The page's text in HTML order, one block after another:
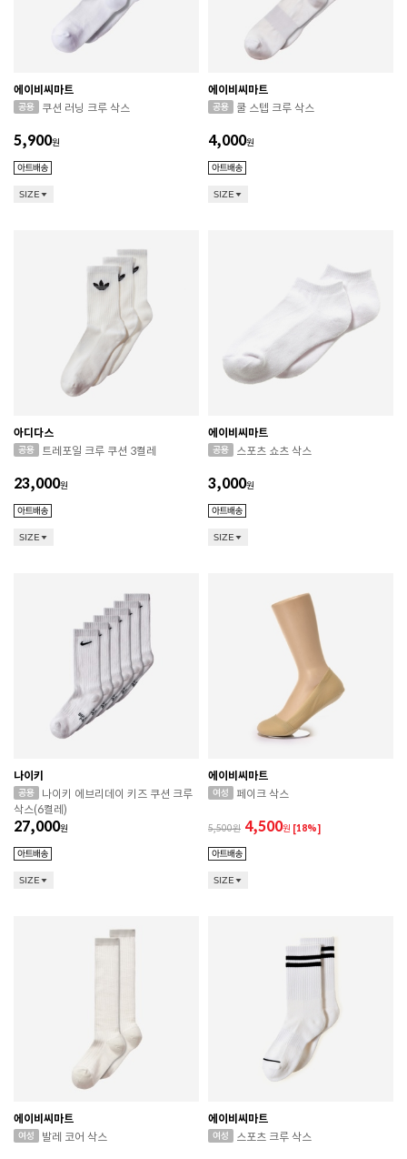
에이비씨마트
쿠션 러닝 크루 삭스
5,900원
SIZE
에이비씨마트
쿨 스텝 크루 삭스
4,000원
SIZE
아디다스
트레포일 크루 쿠션 3켤레
23,000원
SIZE
에이비씨마트
스포츠 쇼츠 삭스
3,000원
SIZE
나이키
나이키 에브리데이 키즈 쿠션 크루
삭스(6켤레)
27,000원
SIZE
에이비씨마트
페이크 삭스
5,500 4,500원 [18%]
SIZE
에이비씨마트
발레 코어 삭스
에이비씨마트
스포츠 크루 삭스